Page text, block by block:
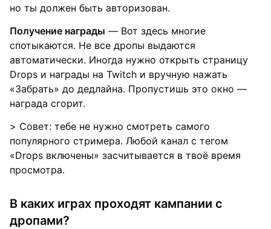
но ты должен быть авторизован.
Получение награды — Вот здесь многие
спотыкаются. Не все дропы выдаются
автоматически. Иногда нужно открыть страницу
Drops и награды на Twitch и вручную нажать
«Забрать» до дедлайна. Пропустишь это окно —
награда сгорит.
> Совет: тебе не нужно смотреть самого
популярного стримера. Любой канал с тегом
«Drops включены» засчитывается в твоё время
просмотра.
В каких играх проходят кампании с
дропами?